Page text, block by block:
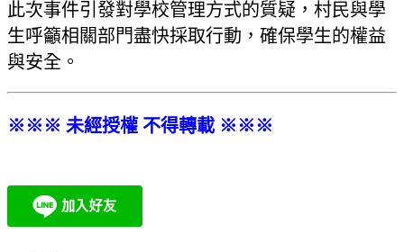
此次事件引發對學校管理方式的質疑，村民與學
生呼籲相關部門盡快採取行動，確保學生的權益
與安全。
※※※ 未經授權 不得轉載 ※※※